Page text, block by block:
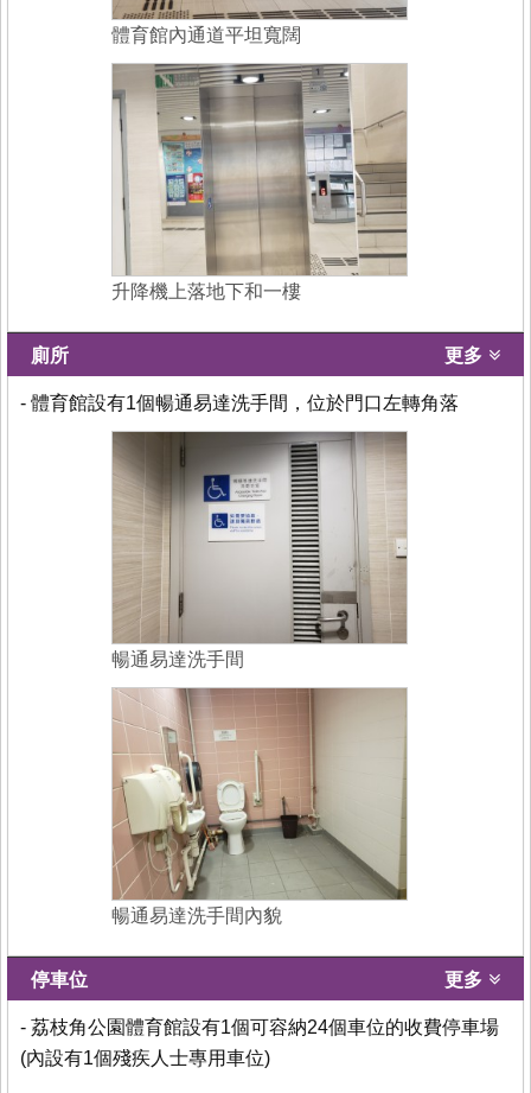
體育館內通道平坦寬闊
升降機上落地下和一樓
廁所 更多
- 體育館設有1個暢通易達洗手間，位於門口左轉角落
暢通易達洗手間
暢通易達洗手間內貌
停車位 更多
- 荔枝角公園體育館設有1個可容納24個車位的收費停車場
(內設有1個殘疾人士專用車位)